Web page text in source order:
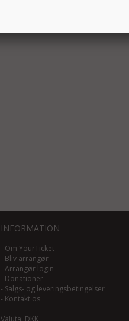
INFORMATION
- Om YourTicket
- Bliv arrangør
- Arrangør login
- Donationer
- Salgs- og leveringsbetingelser
- Kontakt os
Valuta: DKK